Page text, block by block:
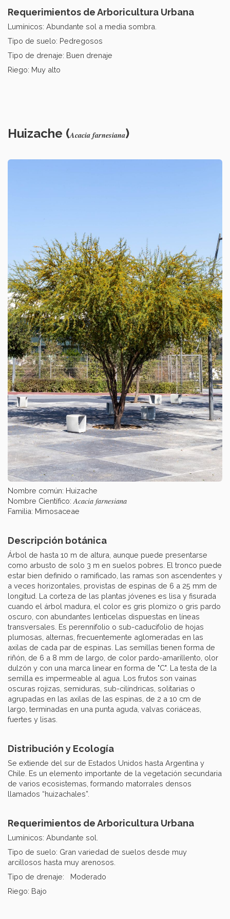
Requerimientos de Arboricultura Urbana
Lumínicos: Abundante sol a media sombra.
Tipo de suelo: Pedregosos
Tipo de drenaje: Buen drenaje
Riego: Muy alto
Huizache (Acacia farnesiana)
Nombre común: Huizache
Nombre Científico: Acacia farnesiana
Familia: Mimosaceae
Descripción botánica
Árbol de hasta 10 m de altura, aunque puede presentarse
como arbusto de solo 3 m en suelos pobres. El tronco puede
estar bien definido o ramificado, las ramas son ascendentes y
a veces horizontales, provistas de espinas de 6 a 25 mm de
longitud. La corteza de las plantas jóvenes es lisa y fisurada
cuando el árbol madura, el color es gris plomizo o gris pardo
oscuro, con abundantes lenticelas dispuestas en líneas
transversales. Es perennifolio o sub-caducifolio de hojas
plumosas, alternas, frecuentemente aglomeradas en las
axilas de cada par de espinas. Las semillas tienen forma de
riñón, de 6 a 8 mm de largo, de color pardo-amarillento, olor
dulzón y con una marca linear en forma de "C". La testa de la
semilla es impermeable al agua. Los frutos son vainas
oscuras rojizas, semiduras, sub-cilíndricas, solitarias o
agrupadas en las axilas de las espinas, de 2 a 10 cm de
largo, terminadas en una punta aguda, valvas coriáceas,
fuertes y lisas.
Distribución y Ecología
Se extiende del sur de Estados Unidos hasta Argentina y
Chile. Es un elemento importante de la vegetación secundaria
de varios ecosistemas, formando matorrales densos
llamados “huizachales”.
Requerimientos de Arboricultura Urbana
Lumínicos: Abundante sol.
Tipo de suelo: Gran variedad de suelos desde muy
arcillosos hasta muy arenosos.
Tipo de drenaje: Moderado
Riego: Bajo